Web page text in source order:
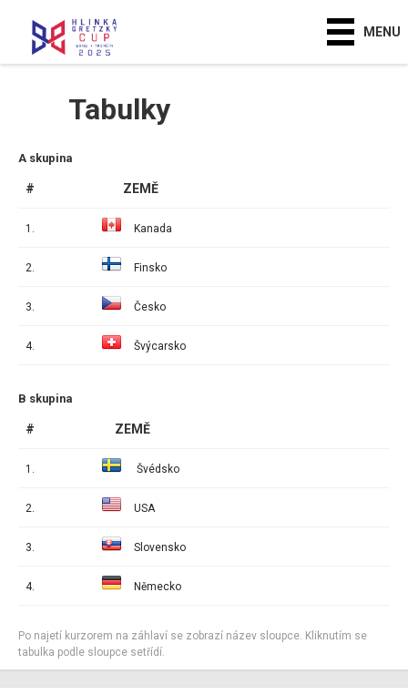
MENU
Tabulky
A skupina
# ZEMĚ
1. Kanada
2. Finsko
3. Česko
4. Švýcarsko
B skupina
# ZEMĚ
1. Švédsko
2. USA
3. Slovensko
4. Německo
Po najetí kurzorem na záhlaví se zobrazí název sloupce. Kliknutím se
tabulka podle sloupce setřídí.